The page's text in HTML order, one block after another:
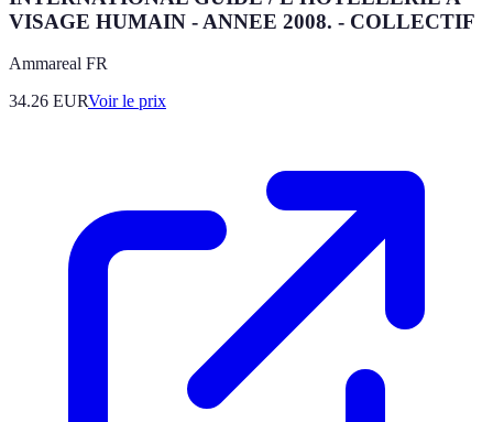
VISAGE HUMAIN - ANNEE 2008. - COLLECTIF
Ammareal FR
34.26 EURVoir le prix